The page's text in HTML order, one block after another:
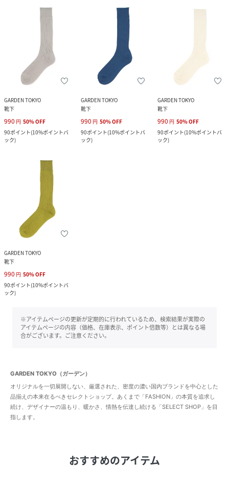
GARDEN TOKYO
靴下
990 円 50%OFF
90ポイント(10%ポイントバ
ック)
GARDEN TOKYO
靴下
990 円 50%OFF
90ポイント(10%ポイントバ
ック)
GARDEN TOKYO
靴下
990 円 50%OFF
90ポイント(10%ポイントバ
ック)
GARDEN TOKYO
靴下
990 円 50%OFF
90ポイント(10%ポイントバ
ック)
※アイテムページの更新が定期的に行われているため、検索結果が実際の
アイテムページの内容（価格、在庫表示、ポイント倍数等）とは異なる場
合がございます。ご注意ください。
GARDEN TOKYO（ガーデン）
オリジナルを一切展開しない、厳選された、密度の濃い国内ブランドを中心とした
品揃えの本来在るべきセレクトショップ。あくまで「FASHION」の本質を追求し
続け、デザイナーの温もり、暖かさ、情熱を伝達し続ける「SELECT SHOP」を目
指します。
おすすめのアイテム